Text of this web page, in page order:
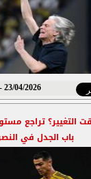
23/04/2026 - 11:18 م
التغيير؟ تراجع
باب الجدل في